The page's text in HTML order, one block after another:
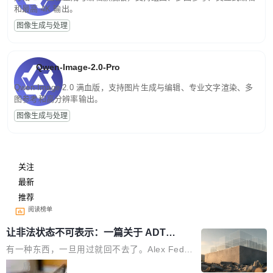
和最高 4K 输出。
图像生成与处理
Qwen-Image-2.0-Pro
Qwen-Image-2.0 满血版，支持图片生成与编辑、专业文字渲染、多
图参考和高分辨率输出。
图像生成与处理
关注
最新
推荐
阅读榜单
让非法状态不可表示：一篇关于 ADT
的帖子在 Reddit 火了
有一种东西，一旦用过就回不去了。Alex Fedos
eev 管它叫"软件设计的基石"。 他说的东西不新
局